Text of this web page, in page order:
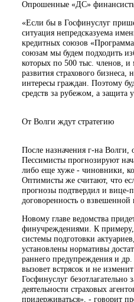
Опрошенные «ДС» финансисты
«Если бы в Госфинуслуг
ситуация непредсказуема
кредитных союзов
союзам мы будем подходить
которых по 500 тыс. членов, и
развития страхового
интересы граждан. Поэтому
средств за рубежом, а защита
От Волги ждут стратегию
После назначения г-на
Пессимисты прогнозируют
либо еще хуже - чиновники,
Оптимисты же считают, что
прогнозы подтвердил и вице-
договоренность о взвешенной
Новому главе ведомства
финучреждениями. К примеру,
системы подготовки
установлены нормативы
раннего предупреждения и
вызовет встрясок и не
Госфинуслуг
деятельности страховых
придерживаться», - говорит